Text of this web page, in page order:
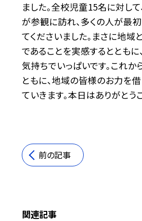
ました。全校児童15名に対し
が参観に訪れ、多くの人が最
てくださいました。まさに地域
であることを実感するととも
気持ちでいっぱいです。これか
ともに、地域の皆様のお力を
ていきます。本日はありがとう
前の記事
関連記事